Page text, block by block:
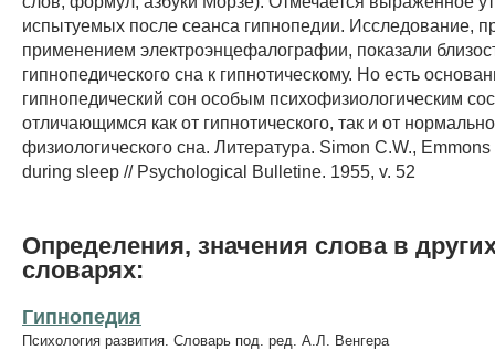
испытуемых после сеанса гипнопедии. Исследование,
применением электроэнцефалографии, показали
гипнопедического сна к гипнотическому. Но есть
гипнопедический сон особым психофизиологическим
отличающимся как от гипнотического, так и от
физиологического сна. Литература. Simon C.W.,
during sleep // Psychological Bulletine. 1955, v. 52
Определения, значения слова в
словарях:
Гипнопедия
Психология развития. Словарь под. ред. А.Л. Венгера